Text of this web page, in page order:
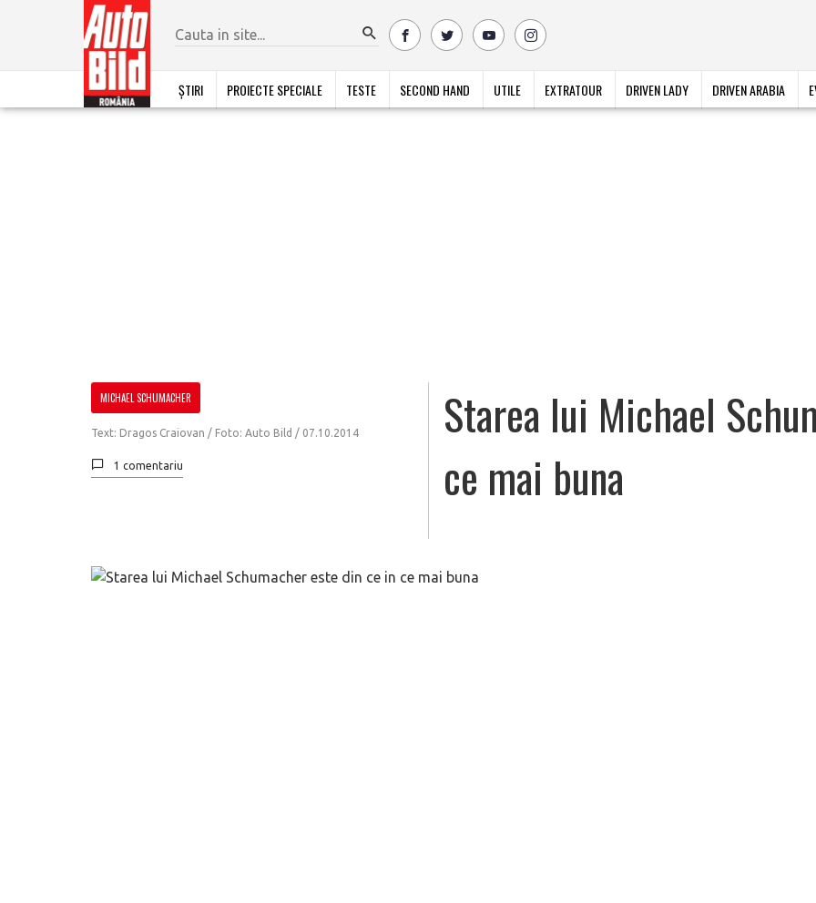
ȘTIRI PROIECTE SPECIALE TESTE SECOND HAND UTILE EXTRATOUR DRIVEN LADY DRIVEN ARABIA
MICHAEL SCHUMACHER
Text: Dragos Craiovan / Foto: Auto Bild / 07.10.2014
1 comentariu
Starea lui Michael
ce mai buna